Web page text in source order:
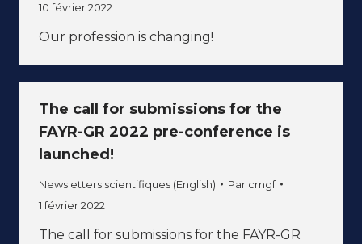
10 février 2022
Our profession is changing!
The call for submissions for the
FAYR-GR 2022 pre-conference is
launched!
Newsletters scientifiques (English) Par cmgf
1 février 2022
The call for submissions for the FAYR-GR